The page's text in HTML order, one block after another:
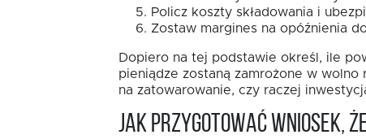
Policz koszty składowania i
Zostaw margines na opóźnienia
Dopiero na tej podstawie określ, ile
pieniądze zostaną zamrożone w
na zatowarowanie, czy raczej
Jak przygotować wniosek,